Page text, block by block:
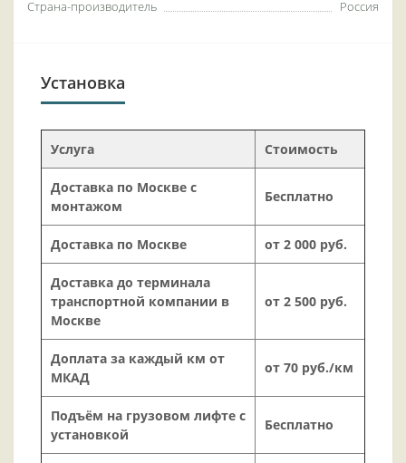
Страна-производитель Россия
Установка
Услуга Стоимость
Доставка по Москве с
монтажом
Бесплатно
Доставка по Москве от 2 000 руб.
Доставка до терминала
транспортной компании в
Москве
от 2 500 руб.
Доплата за каждый км от
МКАД
от 70 руб./км
Подъём на грузовом лифте с
установкой
Бесплатно